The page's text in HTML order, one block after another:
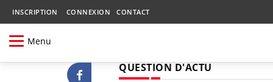
INSCRIPTION CONNEXION CONTACT
Menu
QUESTION D'ACTU